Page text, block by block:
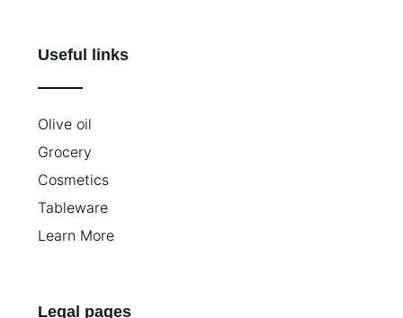
Useful links
Olive oil
Grocery
Cosmetics
Tableware
Learn More
Legal pages